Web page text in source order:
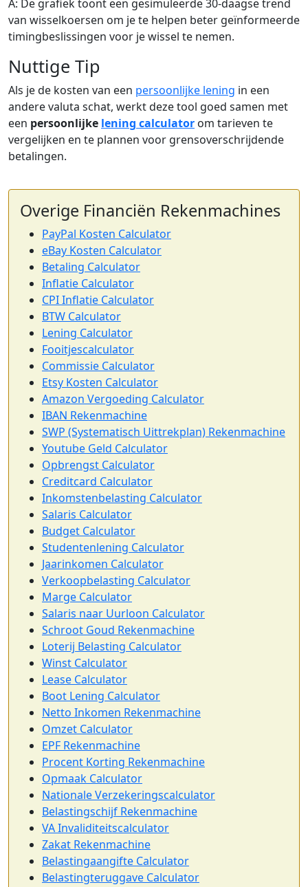
A: De grafiek toont een gesimuleerde 30-daagse trend
van wisselkoersen om je te helpen beter geïnformeerde
timingbeslissingen voor je wissel te nemen.
Nuttige Tip
Als je de kosten van een persoonlijke lening in een
andere valuta schat, werkt deze tool goed samen met
een persoonlijke lening calculator om tarieven te
vergelijken en te plannen voor grensoverschrijdende
betalingen.
Overige Financiën Rekenmachines
PayPal Kosten Calculator
eBay Kosten Calculator
Betaling Calculator
Inflatie Calculator
CPI Inflatie Calculator
BTW Calculator
Lening Calculator
Fooitjescalculator
Commissie Calculator
Etsy Kosten Calculator
Amazon Vergoeding Calculator
IBAN Rekenmachine
SWP (Systematisch Uittrekplan) Rekenmachine
Youtube Geld Calculator
Opbrengst Calculator
Creditcard Calculator
Inkomstenbelasting Calculator
Salaris Calculator
Budget Calculator
Studentenlening Calculator
Jaarinkomen Calculator
Verkoopbelasting Calculator
Marge Calculator
Salaris naar Uurloon Calculator
Schroot Goud Rekenmachine
Loterij Belasting Calculator
Winst Calculator
Lease Calculator
Boot Lening Calculator
Netto Inkomen Rekenmachine
Omzet Calculator
EPF Rekenmachine
Procent Korting Rekenmachine
Opmaak Calculator
Nationale Verzekeringscalculator
Belastingschijf Rekenmachine
VA Invaliditeitscalculator
Zakat Rekenmachine
Belastingaangifte Calculator
Belastingteruggave Calculator